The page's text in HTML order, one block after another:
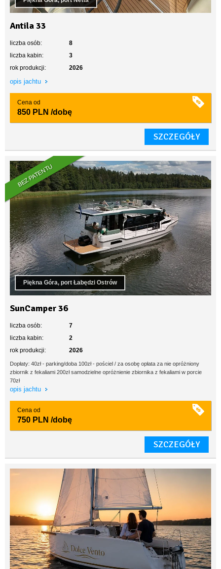
Antila 33
liczba osób:
8
liczba kabin:
3
rok produkcji:
2026
opis jachtu
Cena od
850 PLN /dobę
SZCZEGÓŁY
BEZ PATENTU
Piękna Góra, port Łabędzi Ostrów
SunCamper 36
liczba osób:
7
liczba kabin:
2
rok produkcji:
2026
Dopłaty: 40zł - parking/doba 100zł - pościel / za osobę opłata za nie opróżniony
zbiornik z fekaliami 200zł samodzielne opróżnienie zbiornika z fekaliami w porcie
70zł
opis jachtu
Cena od
750 PLN /dobę
SZCZEGÓŁY